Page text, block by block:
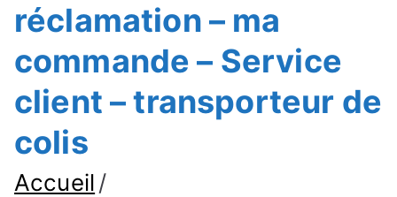
réclamation – ma
commande – Service
client – transporteur de
colis
Accueil